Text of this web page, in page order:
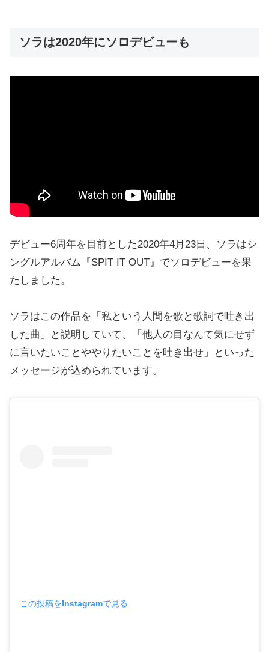
ソラは2020年にソロデビューも
デビュー6周年を目前とした2020年4月23日、ソラはシ
ングルアルバム『SPIT IT OUT』でソロデビューを果
たしました。
ソラはこの作品を「私という人間を歌と歌詞で吐き出
した曲」と説明していて、「他人の目なんて気にせず
に言いたいことややりたいことを吐き出せ」といった
メッセージが込められています。
この投稿をInstagramで見る